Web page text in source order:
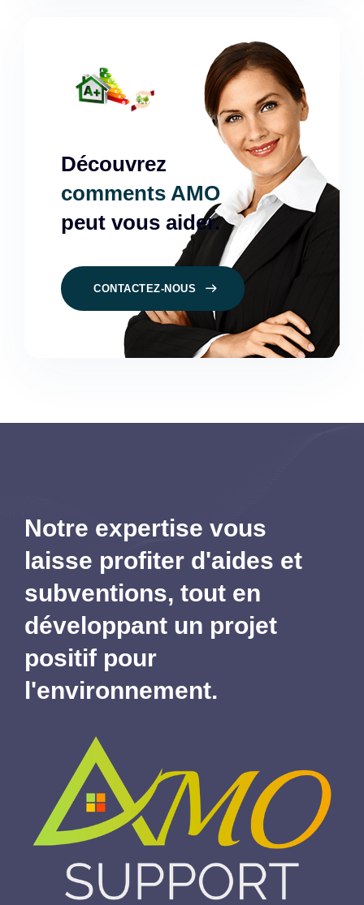
Découvrez
comments AMO
peut vous aider.
CONTACTEZ-NOUS
Notre expertise vous
laisse profiter d'aides et
subventions, tout en
développant un projet
positif pour
l'environnement.